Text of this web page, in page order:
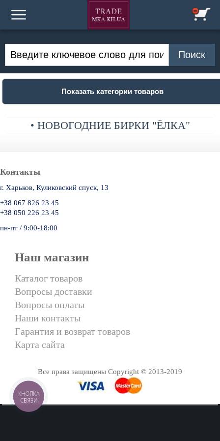
Показать категории товаров
• НОВОГОДНИЕ БИРКИ "ЁЛКА"
Все права защищены Copyright © 2013-2019
Наш магазин
Каталог товаров
Вопросы доставки
Вопросы оплаты
Наши контакты
Гарантия и возврат товаров
Карта сайта
Контакты
г. Харьков, Куликовский спуск, 13
+38 067 826 23 45
+38 050 226 23 45
пн-пт / 9:00-18:00
КНОПКА
СВЯЗИ